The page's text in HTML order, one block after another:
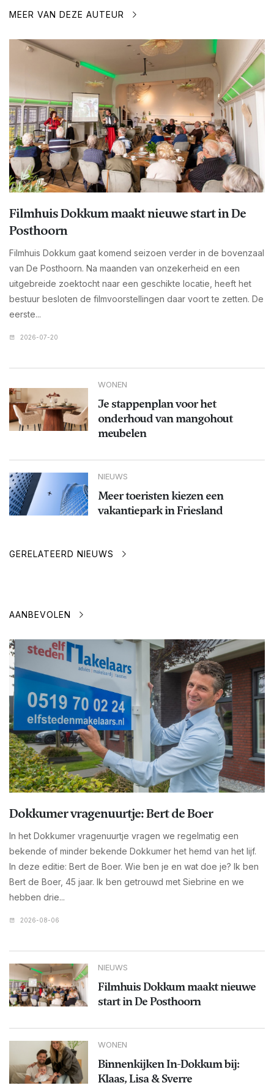
MEER VAN DEZE AUTEUR
Filmhuis Dokkum maakt nieuwe start in De
Posthoorn
Filmhuis Dokkum gaat komend seizoen verder in de bovenzaal
van De Posthoorn. Na maanden van onzekerheid en een
uitgebreide zoektocht naar een geschikte locatie, heeft het
bestuur besloten de filmvoorstellingen daar voort te zetten. De
eerste...
2026-07-20
WONEN
Je stappenplan voor het
onderhoud van mangohout
meubelen
NIEUWS
Meer toeristen kiezen een
vakantiepark in Friesland
GERELATEERD NIEUWS
AANBEVOLEN
Dokkumer vragenuurtje: Bert de Boer
In het Dokkumer vragenuurtje vragen we regelmatig een
bekende of minder bekende Dokkumer het hemd van het lijf.
In deze editie: Bert de Boer. Wie ben je en wat doe je? Ik ben
Bert de Boer, 45 jaar. Ik ben getrouwd met Siebrine en we
hebben drie...
2026-08-06
NIEUWS
Filmhuis Dokkum maakt nieuwe
start in De Posthoorn
WONEN
Binnenkijken In-Dokkum bij:
Klaas, Lisa & Sverre